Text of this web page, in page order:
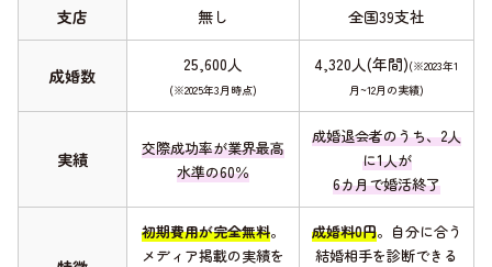
支店 無し 全国39支社
成婚数
25,600人
(※2025年3月時点)
4,320人(年間)(※2023年1
月~12月の実績)
実績
交際成功率が業界最高
水準の60％
成婚退会者のうち、2人
に1人が
6カ月で婚活終了
初期費用が完全無料。
メディア掲載の実績を
成婚料0円。自分に合う
結婚相手を診断できる